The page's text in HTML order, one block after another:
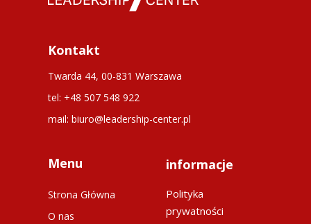
Kontakt
Twarda 44, 00-831 Warszawa
tel: +48 507 548 922
mail: biuro@leadership-center.pl
Menu
Strona Główna
O nas
informacje
Polityka
prywatności